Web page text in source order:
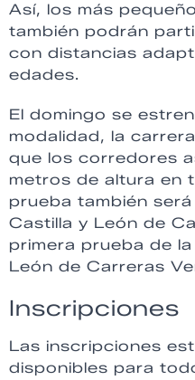
Así, los más
también podrán
con distancias
edades.
El domingo se
modalidad, la
que los corredores
metros de altura en
prueba también
Castilla y León de
primera prueba de
León de Carreras
Inscripciones
Las inscripciones
disponibles para